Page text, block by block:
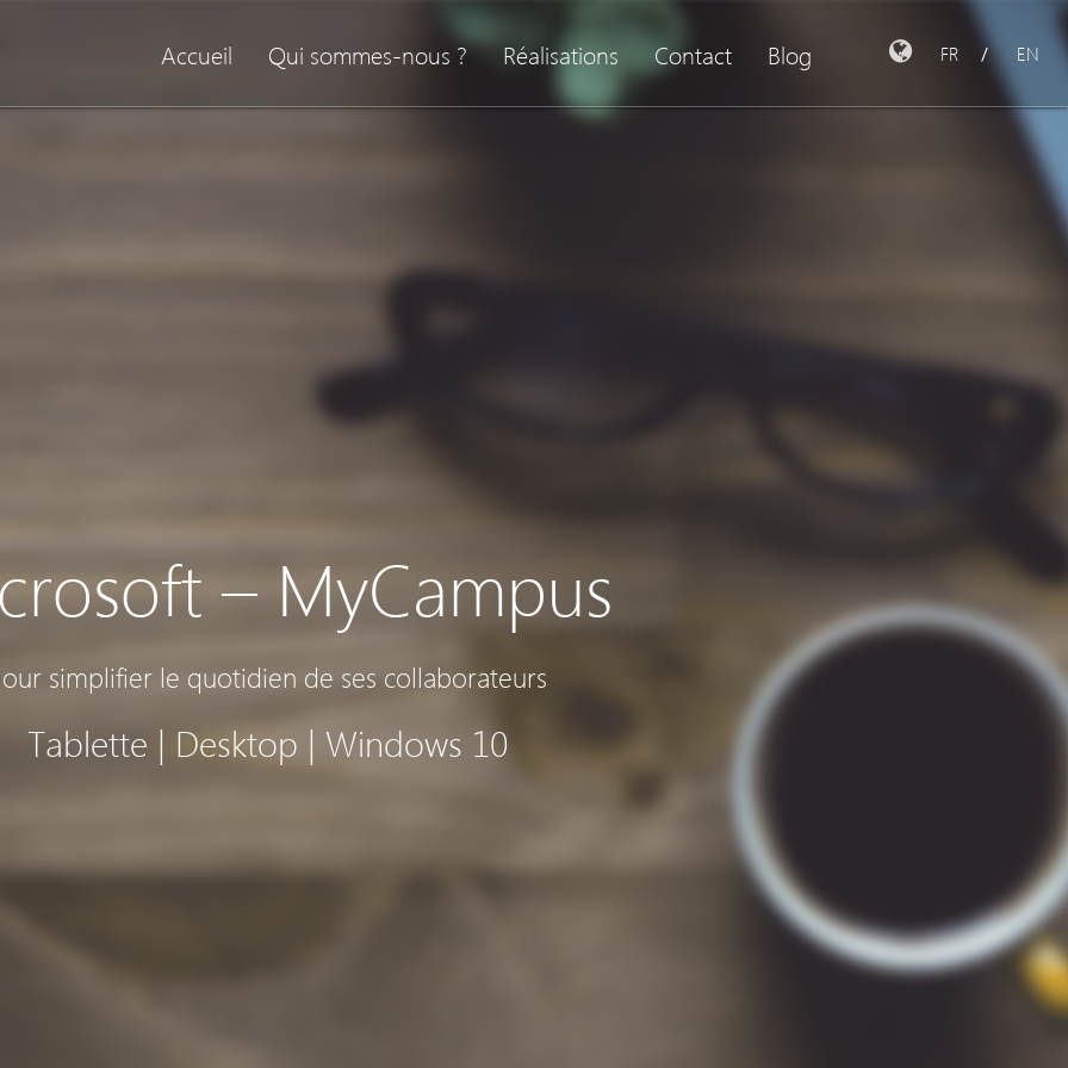
Accueil Qui sommes-nous ? Réalisations Contact Blog FR / EN
– MyCampus
simplifier le quotidien de ses collaborateurs
Tablette | Desktop | Windows 10